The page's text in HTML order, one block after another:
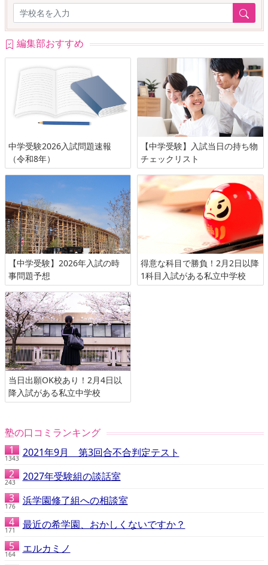
編集部おすすめ
中学受験2026入試問題速報
（令和8年）
【中学受験】入試当日の持ち物
チェックリスト
【中学受験】2026年入試の時
事問題予想
得意な科目で勝負！2月2日以降
1科目入試がある私立中学校
当日出願OK校あり！2月4日以
降入試がある私立中学校
塾の口コミランキング
1343 2021年9月 第3回合不合判定テスト
243 2027年受験組の談話室
176 浜学園修了組への相談室
171 最近の希学園、おかしくないですか？
164 エルカミノ